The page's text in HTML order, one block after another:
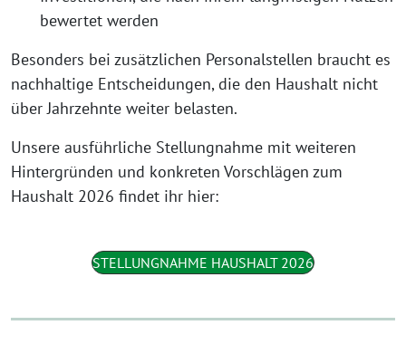
bewertet werden
Besonders bei zusätzlichen Personalstellen braucht es
nachhaltige Entscheidungen, die den Haushalt nicht
über Jahrzehnte weiter belasten.
Unsere ausführliche Stellungnahme mit weiteren
Hintergründen und konkreten Vorschlägen zum
Haushalt 2026 findet ihr hier:
STELLUNGNAHME HAUSHALT 2026